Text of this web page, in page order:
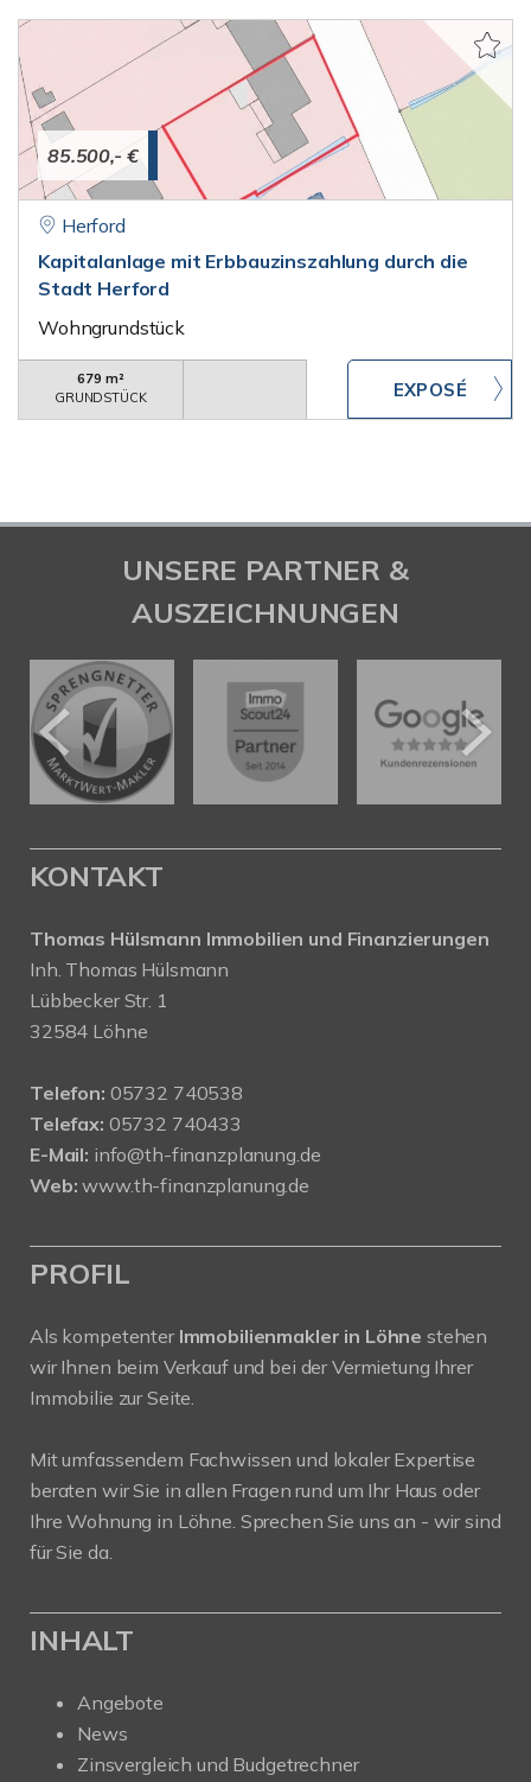
85.500,- €
Herford
Kapitalanlage mit Erbbauzinszahlung durch die
Stadt Herford
Wohngrundstück
679 m²
GRUNDSTÜCK
UNSERE PARTNER &
AUSZEICHNUNGEN
KONTAKT
Thomas Hülsmann Immobilien und Finanzierungen
Inh. Thomas Hülsmann
Lübbecker Str. 1
32584 Löhne
Telefon: 05732 740538
Telefax: 05732 740433
E-Mail: info@th-finanzplanung.de
Web: www.th-finanzplanung.de
PROFIL
Als kompetenter Immobilienmakler in Löhne stehen
wir Ihnen beim Verkauf und bei der Vermietung Ihrer
Immobilie zur Seite.
Mit umfassendem Fachwissen und lokaler Expertise
beraten wir Sie in allen Fragen rund um Ihr Haus oder
Ihre Wohnung in Löhne. Sprechen Sie uns an - wir sind
für Sie da.
INHALT
Angebote
News
Zinsvergleich und Budgetrechner